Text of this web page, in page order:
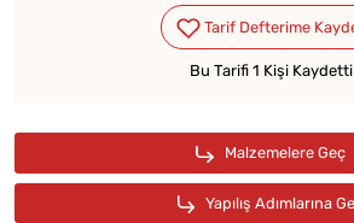
Bu Tarifi 1 Kişi Kaydetti